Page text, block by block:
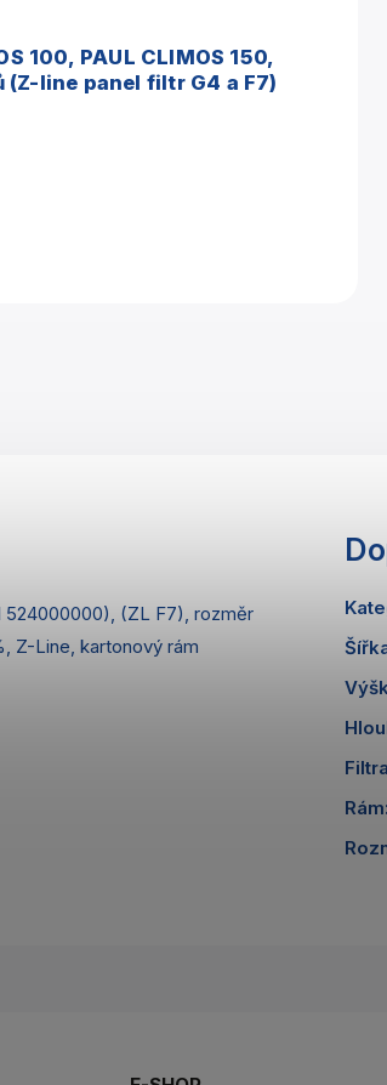
100, PAUL CLIMOS 150,
(Z-line panel filtr G4 a F7)
524000000), (ZL F7), rozměr
Z-Line, kartonový rám
Rám: